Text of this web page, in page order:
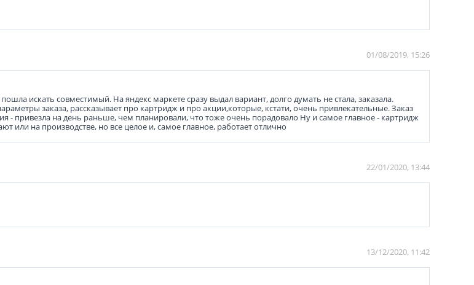
01/08/2019, 15:26
искать совместимый. На яндекс маркете сразу выдал вариант, долго думать не стала, заказала.
заказа, рассказывает про картридж и про акции,которые, кстати, очень привлекательные. Заказ
- привезла на день раньше, чем планировали, что тоже очень порадовало Ну и самое главное - картридж
или на производстве, но все целое и, самое главное, работает отлично
22/01/2020, 13:44
13/12/2020, 11:42